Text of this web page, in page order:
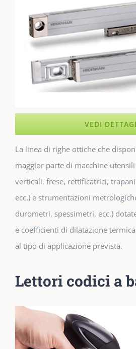
VEDI
La linea di righe ottiche che
maggior parte di macchine
verticali, frese, rettificatrici,
ecc.) e strumentazioni
durometri, spessimetri, ecc.)
e coefficienti di dilatazione
al tipo di applicazione prevista.
Lettori codici a